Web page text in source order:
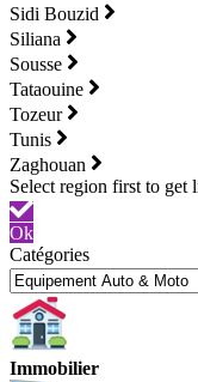
Sidi Bouzid
Siliana
Sousse
Tataouine
Tozeur
Tunis
Zaghouan
Ok
Catégories
Immobilier